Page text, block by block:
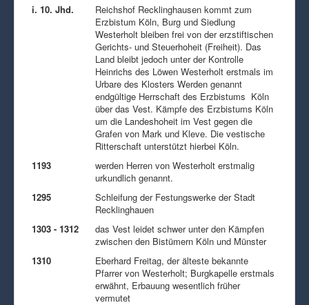
i. 10. Jhd.
Reichshof Recklinghausen kommt zum
Erzbistum Köln, Burg und Siedlung
Westerholt bleiben frei von der erzstiftischen
Gerichts- und Steuerhoheit (Freiheit). Das
Land bleibt jedoch unter der Kontrolle
Heinrichs des Löwen Westerholt erstmals im
Urbare des Klosters Werden genannt
endgültige Herrschaft des Erzbistums Köln
über das Vest. Kämpfe des Erzbistums Köln
um die Landeshoheit im Vest gegen die
Grafen von Mark und Kleve. Die vestische
Ritterschaft unterstützt hierbei Köln.
1193
werden Herren von Westerholt erstmalig
urkundlich genannt.
1295
Schleifung der Festungswerke der Stadt
Recklinghauen
1303 - 1312
das Vest leidet schwer unter den Kämpfen
zwischen den Bistümern Köln und Münster
1310
Eberhard Freitag, der älteste bekannte
Pfarrer von Westerholt; Burgkapelle erstmals
erwähnt, Erbauung wesentlich früher
vermutet